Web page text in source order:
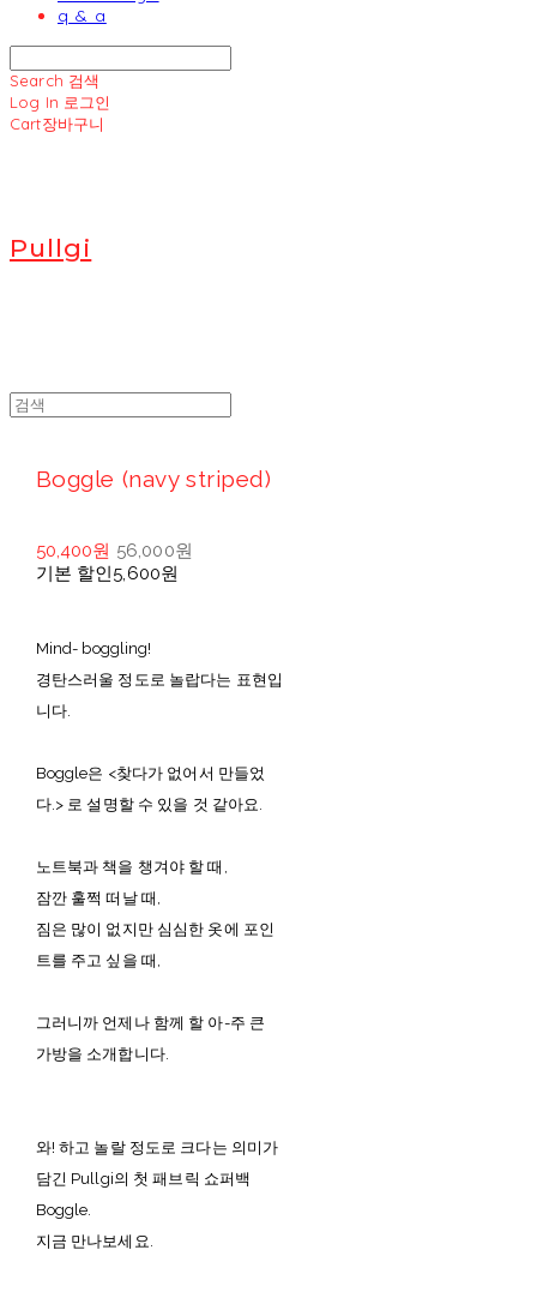
q & a
Search 검색
Log In 로그인
Cart장바구니
Pullgi
Boggle (navy striped)
50,400원 56,000원
기본 할인5,600원
Mind- boggling!
경탄스러울 정도로 놀랍다는 표현입
니다.
Boggle은 <찾다가 없어서 만들었
다.> 로 설명할 수 있을 것 같아요.
노트북과 책을 챙겨야 할 때,
잠깐 훌쩍 떠날 때,
짐은 많이 없지만 심심한 옷에 포인
트를 주고 싶을 때,
그러니까 언제나 함께 할 아-주 큰
가방을 소개합니다.
와! 하고 놀랄 정도로 크다는 의미가
담긴 Pullgi의 첫 패브릭 쇼퍼백
Boggle.
지금 만나보세요.